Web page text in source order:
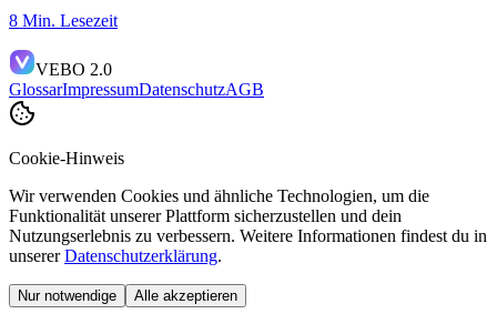
8 Min. Lesezeit
VEBO 2.0
GlossarImpressumDatenschutzAGB
Cookie-Hinweis
Wir verwenden Cookies und ähnliche Technologien, um die
Funktionalität unserer Plattform sicherzustellen und dein
Nutzungserlebnis zu verbessern. Weitere Informationen findest du in
unsererDatenschutzerklärung.
Nur notwendige Alle akzeptieren